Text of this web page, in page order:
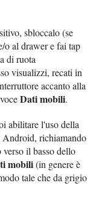
sbloccalo (se
o al drawer e fai tap
di ruota
visualizzi, recati in
accanto alla
Dati mobili.
abilitare l'uso della
richiamando
il basso dello
mobili(in genere è
tale che da grigio